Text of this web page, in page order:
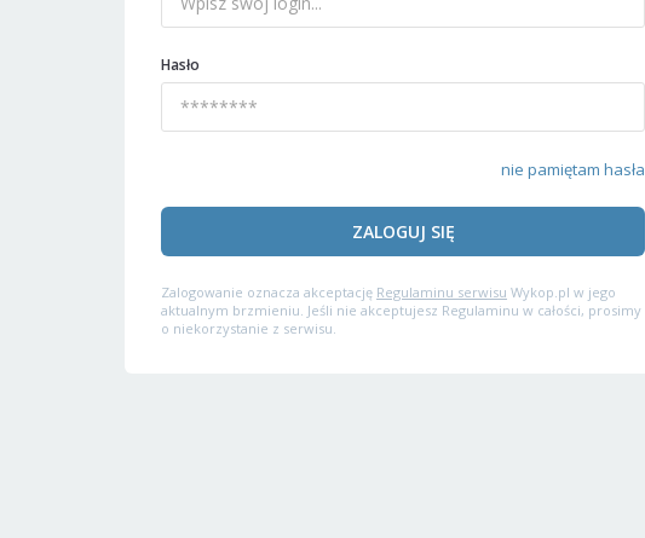
Hasło
nie pamiętam hasła
ZALOGUJ SIĘ
Zalogowanie oznacza akceptację Regulaminu serwisu Wykop.pl w jego
aktualnym brzmieniu. Jeśli nie akceptujesz Regulaminu w całości, prosimy
o niekorzystanie z serwisu.